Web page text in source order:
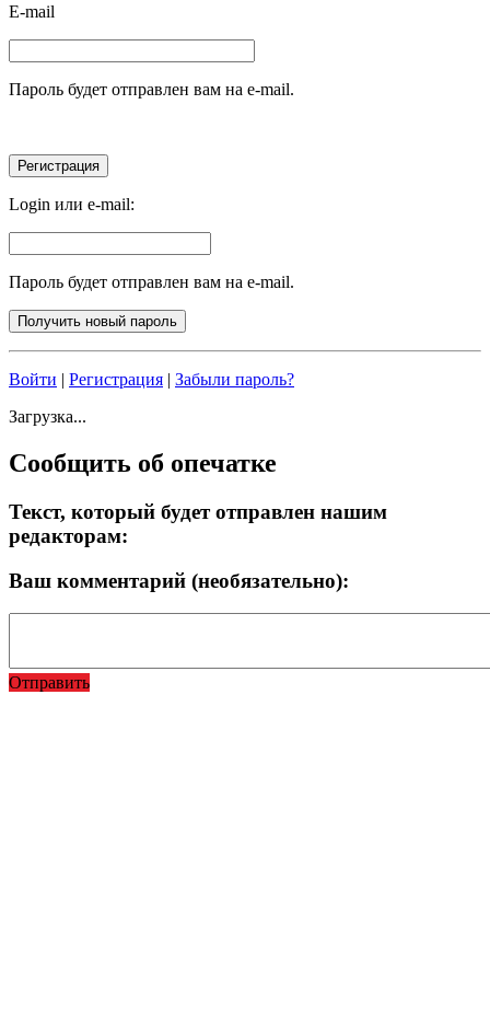
E-mail
Пароль будет отправлен вам на e-mail.
Login или e-mail:
Пароль будет отправлен вам на e-mail.
Войти | Регистрация | Забыли пароль?
Загрузка...
Сообщить об опечатке
Текст, который будет отправлен нашим
редакторам:
Ваш комментарий (необязательно):
Отправить